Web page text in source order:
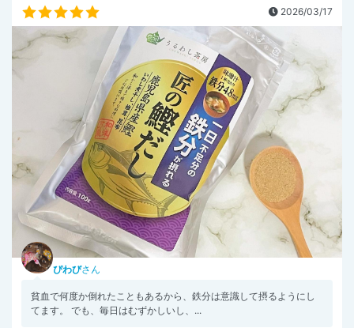
2026/03/17
ぴわびさん
貧血で何度か倒れたこともあるから、鉄分は意識して摂るようにし
てます。 でも、毎日はむずかしいし、...